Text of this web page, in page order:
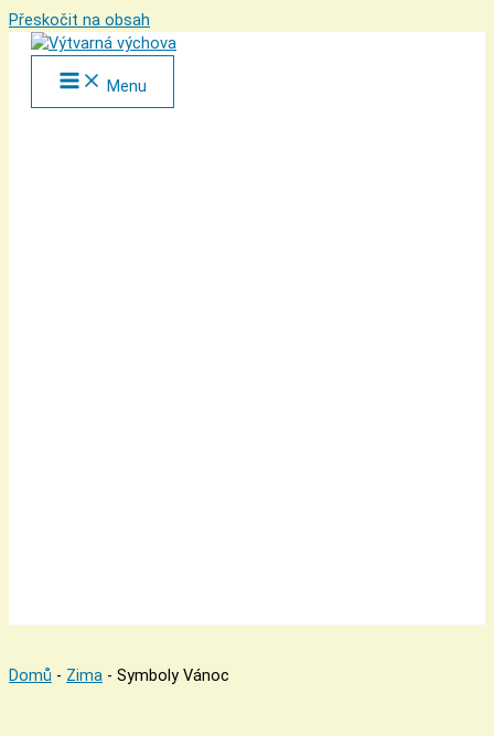
Přeskočit na obsah
Menu
Domů - Zima - Symboly Vánoc